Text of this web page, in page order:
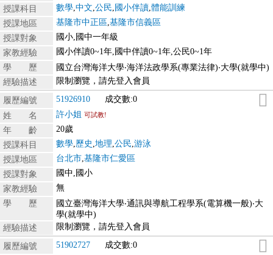
授課科目
數學,中文,公民, 國小伴讀,體能訓練
授課地區
基隆市中正區,基隆市信義區
授課對象
國小,國中一年級
家教經驗
國小伴讀0~1年,國中伴讀0~1年,公民0~1年
學 歷
國立台灣海洋大學‧海洋法政學系(專業法律)‧大學(就學中)
經驗描述
限制瀏覽，請先登入會員
履歷編號 51926910
成交數:0
姓 名
許小姐 可試教!
年 齡
20歲
授課科目
數學,歷史 ,地理,公民,游泳
授課地區
台北市,基隆市仁愛區
授課對象
國中,國小
家教經驗
無
學 歷
國立臺灣海洋大學‧通訊與導航工程學系(電算機一般)‧大
學(就學中)
經驗描述
限制瀏覽，請先登入會員
履歷編號 51902727
成交數:0